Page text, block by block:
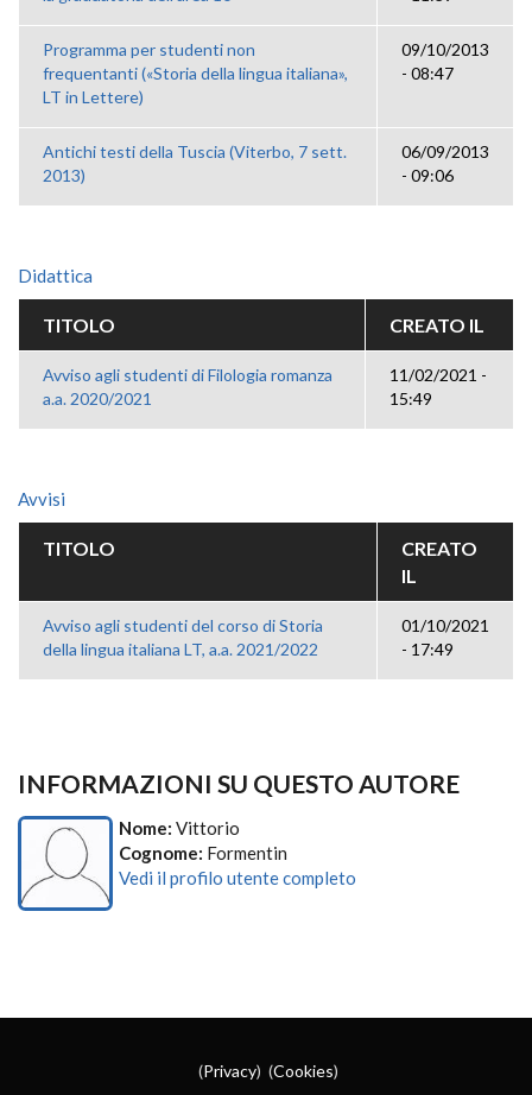
Programma per studenti non
frequentanti («Storia della lingua italiana»,
LT in Lettere)
09/10/2013
- 08:47
Antichi testi della Tuscia (Viterbo, 7 sett.
2013)
06/09/2013
- 09:06
Didattica
TITOLO CREATO IL
Avviso agli studenti di Filologia romanza
a.a. 2020/2021
11/02/2021 -
15:49
Avvisi
TITOLO
CREATO
IL
Avviso agli studenti del corso di Storia
della lingua italiana LT, a.a. 2021/2022
01/10/2021
- 17:49
INFORMAZIONI SU QUESTO AUTORE
Nome: Vittorio
Cognome: Formentin
Vedi il profilo utente completo
(Privacy) (Cookies)